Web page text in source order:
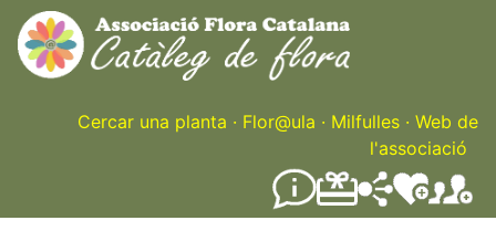
Skip
to
main
content
Cercar una planta · Flor@ula · Milfulles · Web de
l'associació